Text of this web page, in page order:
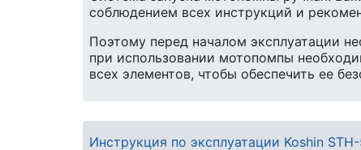
соблюдением всех инструкций и
Поэтому перед началом эксплуатации
при использовании мотопомпы
всех элементов, чтобы обеспечить ее
Инструкция по эксплуатации Koshin